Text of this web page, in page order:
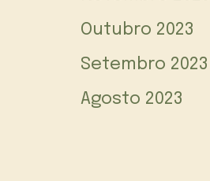
Outubro 2023
Setembro 2023
Agosto 2023